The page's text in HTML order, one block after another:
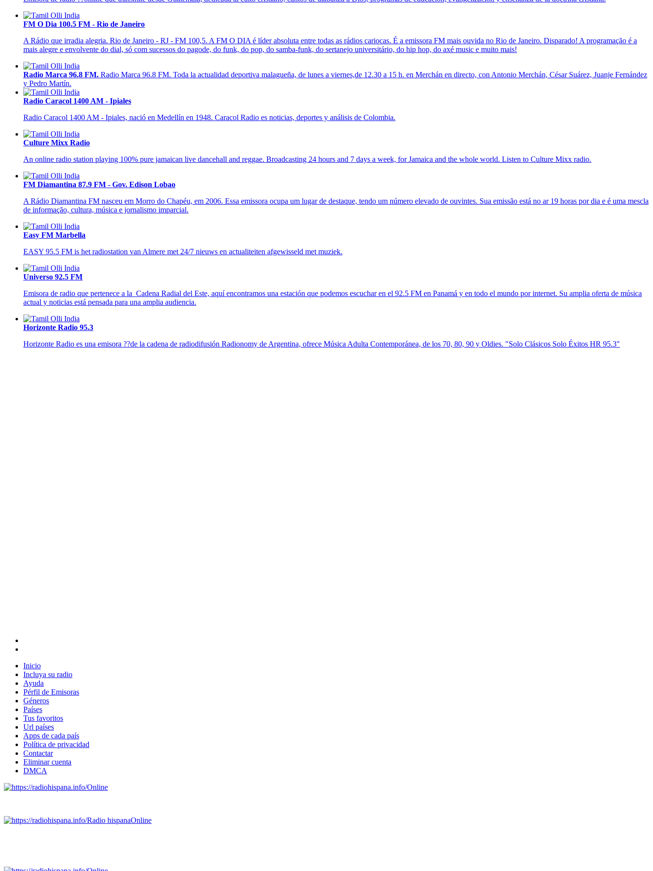
FM O Dia 100.5 FM - Rio de Janeiro
A Rádio que irradia alegria. Rio de Janeiro - RJ - FM 100,5. A FM O DIA é líder absoluta entre todas as rádios cariocas. É a emissora FM mais ouvida no Rio de Janeiro. Disparado! A programação é a
mais alegre e envolvente do dial, só com sucessos do pagode, do funk, do pop, do samba-funk, do sertanejo universitário, do hip hop, do axé music e muito mais!
Radio Marca 96.8 FM. Radio Marca 96.8 FM. Toda la actualidad deportiva malagueña, de lunes a viernes,de 12.30 a 15 h. en Merchán en directo, con Antonio Merchán, César Suárez, Juanje Fernández
y Pedro Martín.
Radio Caracol 1400 AM - Ipiales
Radio Caracol 1400 AM - Ipiales, nació en Medellín en 1948. Caracol Radio es noticias, deportes y análisis de Colombia.
Culture Mixx Radio
An online radio station playing 100% pure jamaican live dancehall and reggae. Broadcasting 24 hours and 7 days a week, for Jamaica and the whole world. Listen to Culture Mixx radio.
FM Diamantina 87.9 FM - Gov. Edison Lobao
A Rádio Diamantina FM nasceu em Morro do Chapéu, em 2006. Essa emissora ocupa um lugar de destaque, tendo um número elevado de ouvintes. Sua emissão está no ar 19 horas por dia e é uma mescla
de informação, cultura, música e jornalismo imparcial.
Easy FM Marbella
EASY 95.5 FM is het radiostation van Almere met 24/7 nieuws en actualiteiten afgewisseld met muziek.
Universo 92.5 FM
Emisora de radio que pertenece a la Cadena Radial del Este, aquí encontramos una estación que podemos escuchar en el 92.5 FM en Panamá y en todo el mundo por internet. Su amplia oferta de música
actual y noticias está pensada para una amplia audiencia.
Horizonte Radio 95.3
Horizonte Radio es una emisora ??de la cadena de radiodifusión Radionomy de Argentina, ofrece Música Adulta Contemporánea, de los 70, 80, 90 y Oldies. "Solo Clásicos Solo Éxitos HR 95.3"
Inicio
Incluya su radio
Ayuda
Pérfil de Emisoras
Géneros
Países
Tus favoritos
Url países
Apps de cada país
Política de privacidad
Contactar
Eliminar cuenta
DMCA
Online
Radio hispanaOnline